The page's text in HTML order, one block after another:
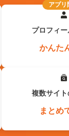
アプリ
プロフィ
かんた
複数サイ
まとめ